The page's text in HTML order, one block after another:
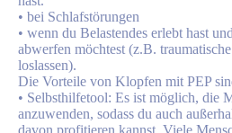
• bei Schlafstörungen
• wenn du Belastendes erlebt hast
abwerfen möchtest (z.B.
loslassen).
Die Vorteile von Klopfen mit PEP
• Selbsthilfetool: Es ist möglich, die
anzuwenden, sodass du auch
davon profitieren kannst. Viele